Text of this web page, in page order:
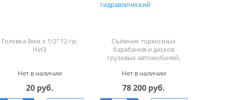
Головка 8мм х 1/2" 12-гр.
НИЗ
Нет в наличии
20 руб.
Съёмник тормозных
барабанов и дисков
грузовых автомобилей,
гидравлический
Нет в наличии
78 200 руб.